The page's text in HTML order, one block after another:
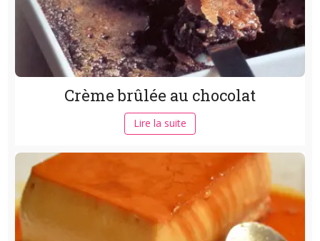
Crème brûlée au chocolat
Lire la suite